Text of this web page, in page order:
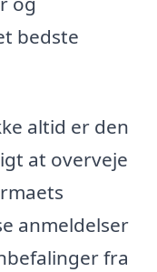
bedste
altid er den
at overveje
anmeldelser
fra